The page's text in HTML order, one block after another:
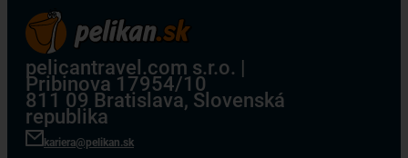
konkurencii 12-tich tímov
naši kolegovia predviedli
neskutočnú bojovnosť,
keď sa prebojovali až do
finále. Tam ich po
pelicantravel.com s.r.o. |
Pribinova 17954/10
811 09 Bratislava, Slovenská
republika
kariera@pelikan.sk